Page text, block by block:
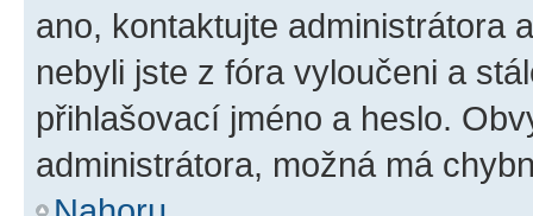
ano, kontaktujte administrátora
nebyli jste z fóra vyloučeni a
přihlašovací jméno a heslo.
administrátora, možná má